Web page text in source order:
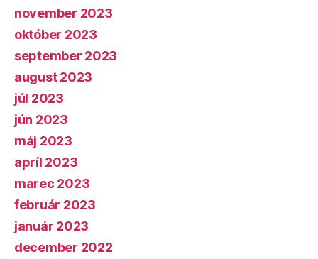
november 2023
október 2023
september 2023
august 2023
júl 2023
jún 2023
máj 2023
apríl 2023
marec 2023
február 2023
január 2023
december 2022